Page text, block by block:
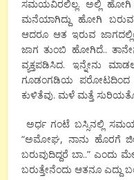
ಸಮಯವಿರಲಿಲ್ಲ. ಅಲ್ಲಿ
ಮನೆಯಾಗಿದ್ದು ಹೋಗಿ
ಆದರೂ ಆತ ಇರುವ
ಜಾಗ ತುಂಬಿ ಹೋಗಿದೆ..
ವ್ಯಕ್ತಪಡಿಸಿದ. ಇನ್ನೇನು
ಗೂಡಂಗಡಿಯ ಪರೋಟದಿಂದ
ಕುಳಿತೆವು. ಮಳೆ ಮತ್ತೆ
ಅರ್ಧ ಗಂಟೆ ಬಸ್ಸಿನಲ್ಲಿ ಸಮಯ
“ಅಮೋಘ, ನಾನು ಹೊರಗೆ
ಬರುವುದಿದ್ದರೆ ಬಾ..” ಎಂದು
ಬರುತ್ತೇನೆಂದು ಆತನೂ ಎದ್ದು